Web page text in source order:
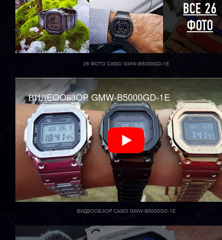
ВСЕ 26
ФОТО
26 ФОТО CASIO GMW-B5000GD-1E
ВИДEOOБЗOP GMW-B5000GD-1E
ВИДЕООБЗОР CASIO GMW-B5000GD-1E